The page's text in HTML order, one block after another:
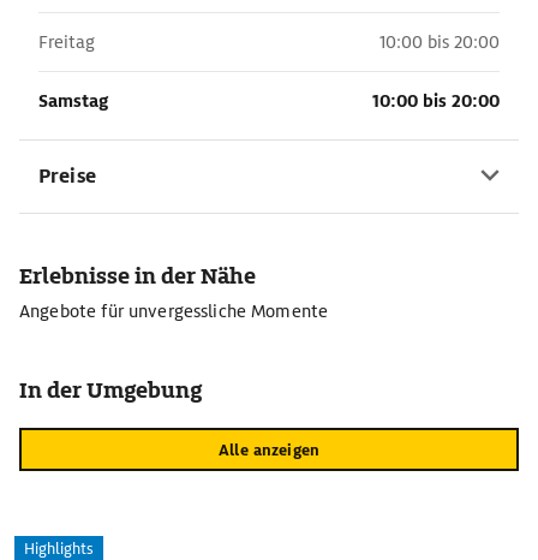
Freitag 10:00 bis 20:00
Samstag 10:00 bis 20:00
Preise
Erlebnisse in der Nähe
Angebote für unvergessliche Momente
In der Umgebung
Alle anzeigen
Highlights